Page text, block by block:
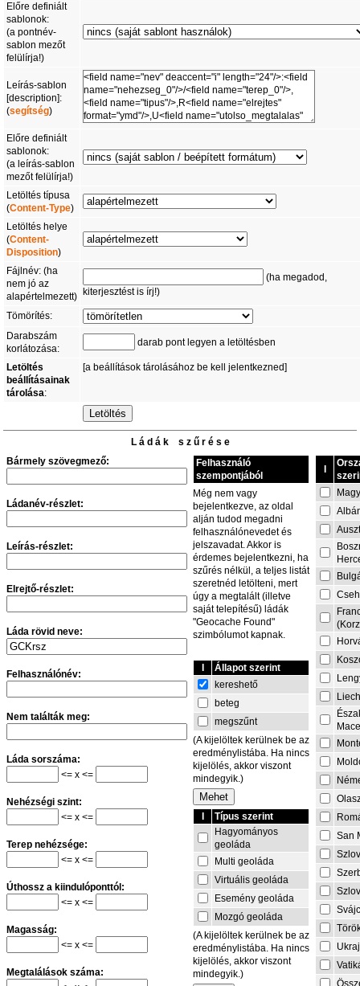
Előre definiált
sablonok:
(a pontnév-
sablon mezőt
felülírja!)
Leírás-sablon
[description]:
(segítség)
Előre definiált
sablonok:
(a leírás-sablon
mezőt felülírja!)
Letöltés típusa
(Content-Type)
Letöltés helye
(Content-
Disposition)
Fájlnév: (ha
nem jó az
alapértelmezett)
(ha megadod,
kiterjesztést is írj!)
Tömörítés:
Darabszám
korlátozása:
darab pont legyen a letöltésben
Letöltés
beállításainak
tárolása:
[a beállítások tárolásához be kell jelentkezned]
L á d á k s z ű r é s e
Bármely szövegmező:
Ládanév-részlet:
Leírás-részlet:
Elrejtő-részlet:
Láda rövid neve:
Felhasználónév:
Nem találták meg:
Láda sorszáma:
<= x <=
Nehézségi szint:
<= x <=
Terep nehézsége:
<= x <=
Úthossz a kiindulóponttól:
<= x <=
Magasság:
<= x <=
Megtalálások száma:
Felhasználó
szempontjából
Még nem vagy
bejelentkezve, az oldal
alján tudod megadni
felhasználónevedet és
jelszavadat. Akkor is
érdemes bejelentkezni, ha
szűrés nélkül, a teljes listát
szeretnéd letölteni, mert
úgy a megtalált (illetve
saját telepítésű) ládák
"Geocache Found"
szimbólumot kapnak.
I
Állapot szerint
kereshető
beteg
megszűnt
(A kijelöltek kerülnek be az
eredménylistába. Ha nincs
kijelölés, akkor viszont
mindegyik.)
I
Típus szerint
Hagyományos
geoláda
Multi geoláda
Virtuális geoláda
Esemény geoláda
Mozgó geoláda
(A kijelöltek kerülnek be az
eredménylistába. Ha nincs
kijelölés, akkor viszont
mindegyik.)
San